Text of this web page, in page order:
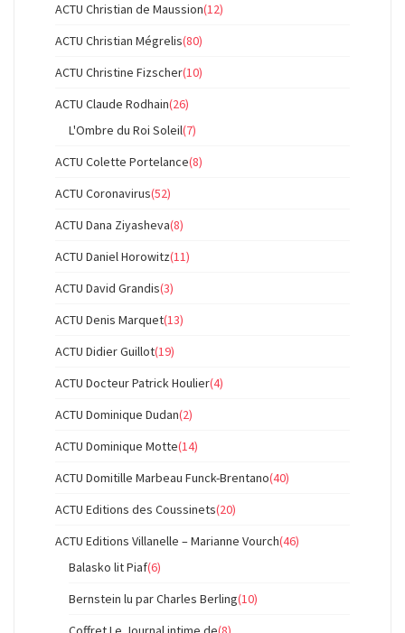
ACTU Christian de Maussion(12)
ACTU Christian Mégrelis(80)
ACTU Christine Fizscher(10)
ACTU Claude Rodhain(26)
L'Ombre du Roi Soleil(7)
ACTU Colette Portelance(8)
ACTU Coronavirus(52)
ACTU Dana Ziyasheva(8)
ACTU Daniel Horowitz(11)
ACTU David Grandis(3)
ACTU Denis Marquet(13)
ACTU Didier Guillot(19)
ACTU Docteur Patrick Houlier(4)
ACTU Dominique Dudan(2)
ACTU Dominique Motte(14)
ACTU Domitille Marbeau Funck-Brentano(40)
ACTU Editions des Coussinets(20)
ACTU Editions Villanelle – Marianne Vourch(46)
Balasko lit Piaf(6)
Bernstein lu par Charles Berling(10)